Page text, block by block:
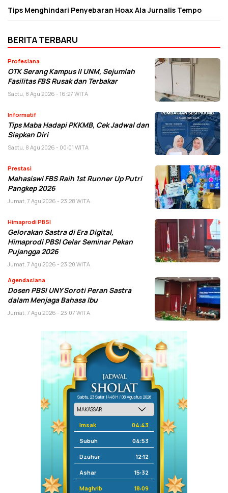
Tips Menghindari Penyebaran Hoax Ala Jurnalis Tempo
BERITA TERBARU
Profesiana
OTK Serang Kampus II UNM, Sejumlah
Fasilitas FBS Rusak dan Terbakar
Sabtu, 8 Agu 2026 - 16:27 WITA
Informatif
Tips Maba Hadapi PKKMB, Cek Jadwal dan
Siapkan Diri
Sabtu, 8 Agu 2026 - 00:01 WITA
Prestasi
Mahasiswi FBS Raih 1st Runner Up Putri
Pangkep 2026
Jumat, 7 Agu 2026 - 23:28 WITA
Himaprodi PBSI
Gelorakan Sastra di Era Digital,
Himaprodi PBSI Gelar Seminar Pekan
Pujangga 2026
Jumat, 7 Agu 2026 - 23:20 WITA
Agendasiana
Dosen PBSI UNY Soroti Peran Sastra
dalam Menjaga Bahasa Ibu
Jumat, 7 Agu 2026 - 23:07 WITA
Sabtu, 23 Safar 1448 H / 08 Agustus 2026
Imsak 04:43
Subuh 04:53
Dzuhur 12:12
Ashar 15:32
Maghrib 18:09